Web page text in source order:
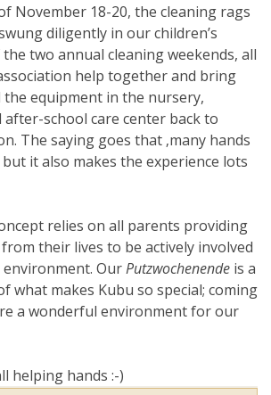
November 18-20, the cleaning rags
diligently in our children’s
two annual cleaning weekends, all
help together and bring
equipment in the nursery,
school care center back to
The saying goes that ‚many hands
it also makes the experience lots
relies on all parents providing
their lives to be actively involved
environment. OurPutzwochenende is a
what makes Kubu so special; coming
a wonderful environment for our
helping hands :-)